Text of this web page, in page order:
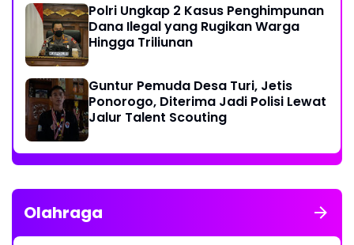
Polri Ungkap 2 Kasus Penghimpunan
Dana Ilegal yang Rugikan Warga
Hingga Triliunan
Guntur Pemuda Desa Turi, Jetis
Ponorogo, Diterima Jadi Polisi Lewat
Jalur Talent Scouting
Olahraga